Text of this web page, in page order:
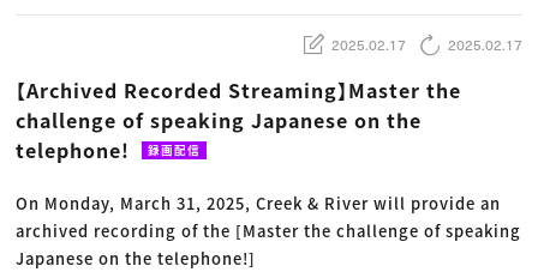
ディレクション
ゲームクリエイター
クリエイターインタビュー
C＆R Magazine
ニュース・トレンド トップ
Web
映像
ゲーム・エンタメ
広告
CREATIVE VILLAGEからのお知らせ
プロフェッショナル×つながる×メディア
2025.02.17 2025.02.17
【Archived Recorded Streaming】Master the
challenge of speaking Japanese on the
telephone!
録画配信
On Monday, March 31, 2025, Creek & River will provide an
archived recording of the [Master the challenge of speaking
Japanese on the telephone!]